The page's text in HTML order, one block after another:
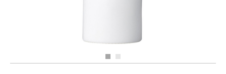
男性にもおすすめ